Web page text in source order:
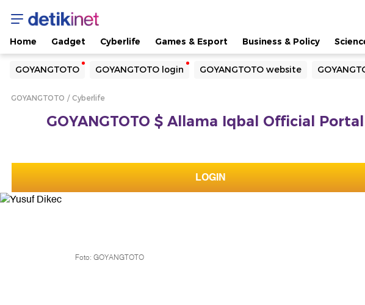
Home Gadget Cyberlife Games & Esport Business & Policy
GOYANGTOTO GOYANGTOTO login GOYANGTOTO website
Yang sedang ramai dicari
Loading...
GOYANGTOTO Cyberlife
GOYANGTOTO $ Allama Iqbal Official
LOGIN
Foto: GOYANGTOTO